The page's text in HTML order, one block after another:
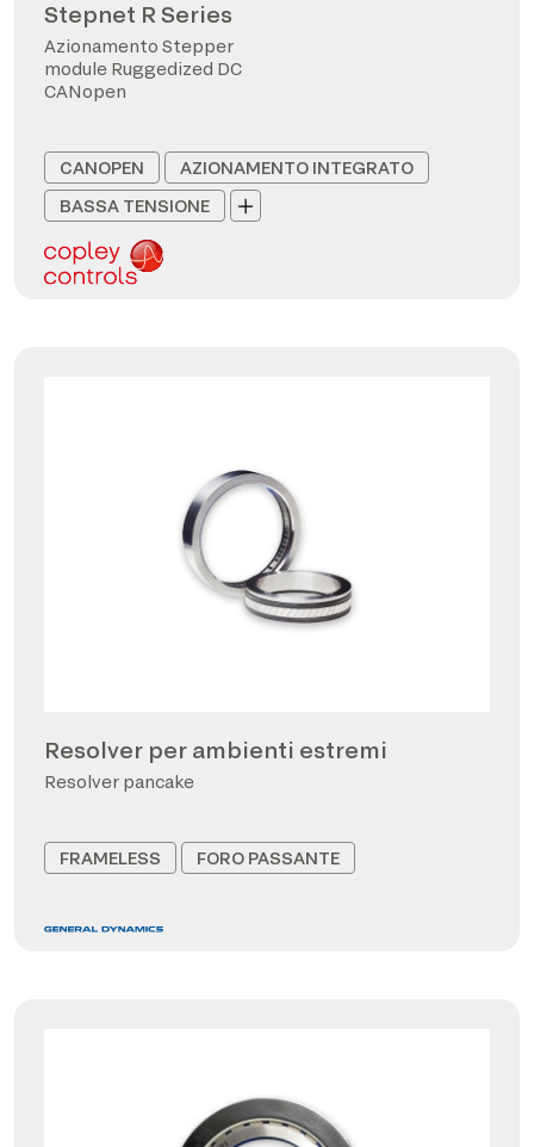
Stepnet R Series
Azionamento Stepper
module Ruggedized DC
CANopen
CANOPEN
AZIONAMENTO INTEGRATO
BASSA TENSIONE
Resolver per ambienti estremi
Resolver pancake
FRAMELESS FORO PASSANTE